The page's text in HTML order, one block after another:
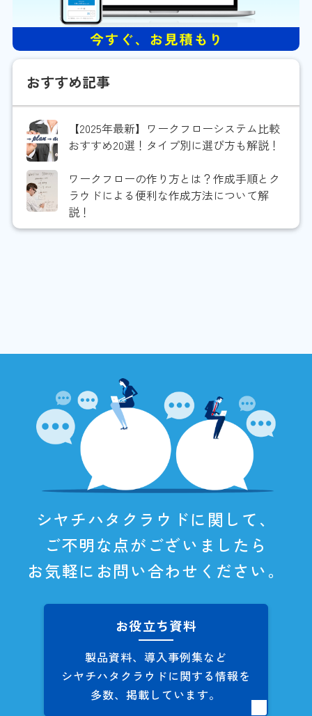
おすすめ記事
【2025年最新】ワークフローシステム比較
おすすめ20選！タイプ別に選び方も解説！
ワークフローの作り方とは？作成手順とク
ラウドによる便利な作成方法について解
説！
シヤチハタクラウドに関して、
ご不明な点がございましたら
お気軽にお問い合わせください。
お役立ち資料
製品資料、導入事例集など
シヤチハタクラウドに関する情報を
多数、掲載しています。